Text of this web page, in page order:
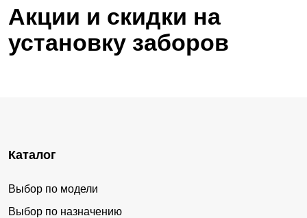
Акции и скидки на
установку заборов
Каталог
Выбор по модели
Выбор по назначению